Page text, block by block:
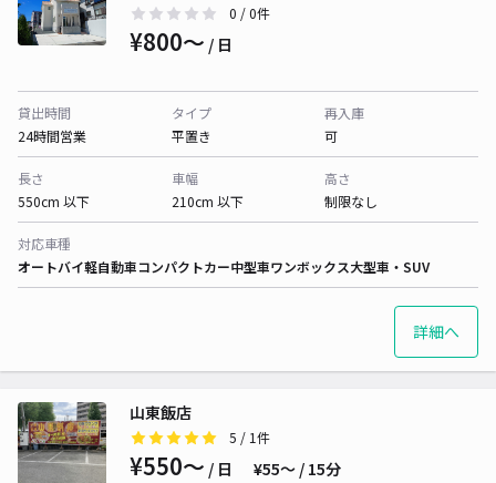
0 / 0件
¥800〜 / 日
貸出時間
24時間営業
タイプ
平置き
再入庫
可
長さ
550cm 以下
車幅
210cm 以下
高さ
制限なし
対応車種
オートバイ軽自動車コンパクトカー中型車ワンボックス大型車・SUV
詳細へ
山東飯店
5 / 1件
¥550〜 / 日 ¥55〜 / 15分